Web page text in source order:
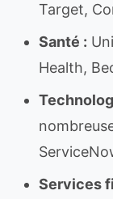
Target,
Santé :
Health,
Services